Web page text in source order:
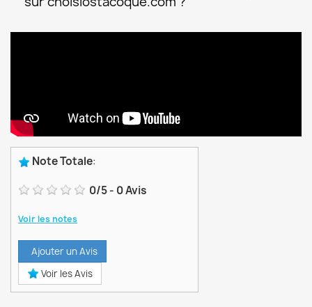
Note Totale:
0/5- 0Avis
Voir les notes
Ajouter un Avis
Voir les Avis